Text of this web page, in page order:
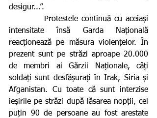
desigur...”.
intensitate însă Garda Națională
reacționează pe măsura violențelor. În
prezent sunt pe străzi aproape 20.000
de membri ai Gărzii Naționale, câți
soldați sunt desfășurați în Irak, Siria și
Afganistan. Cu toate că sunt interzise
ieșirile pe străzi după lăsarea nopții, cel
puțin 90 de persoane au fost arestate